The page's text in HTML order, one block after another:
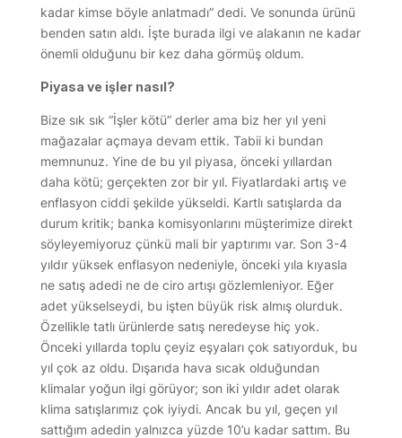
kadar kimse böyle anlatmadı” dedi. Ve sonunda ürünü
benden satın aldı. İşte burada ilgi ve alakanın ne kadar
önemli olduğunu bir kez daha görmüş oldum.
Piyasa ve işler nasıl?
Bize sık sık “İşler kötü” derler ama biz her yıl yeni
mağazalar açmaya devam ettik. Tabii ki bundan
memnunuz. Yine de bu yıl piyasa, önceki yıllardan
daha kötü; gerçekten zor bir yıl. Fiyatlardaki artış ve
enflasyon ciddi şekilde yükseldi. Kartlı satışlarda da
durum kritik; banka komisyonlarını müşterimize direkt
söyleyemiyoruz çünkü mali bir yaptırımı var. Son 3-4
yıldır yüksek enflasyon nedeniyle, önceki yıla kıyasla
ne satış adedi ne de ciro artışı gözlemleniyor. Eğer
adet yükselseydi, bu işten büyük risk almış olurduk.
Özellikle tatlı ürünlerde satış neredeyse hiç yok.
Önceki yıllarda toplu çeyiz eşyaları çok satıyorduk, bu
yıl çok az oldu. Dışarıda hava sıcak olduğundan
klimalar yoğun ilgi görüyor; son iki yıldır adet olarak
klima satışlarımız çok iyiydi. Ancak bu yıl, geçen yıl
sattığım adedin yalnızca yüzde 10’u kadar sattım. Bu